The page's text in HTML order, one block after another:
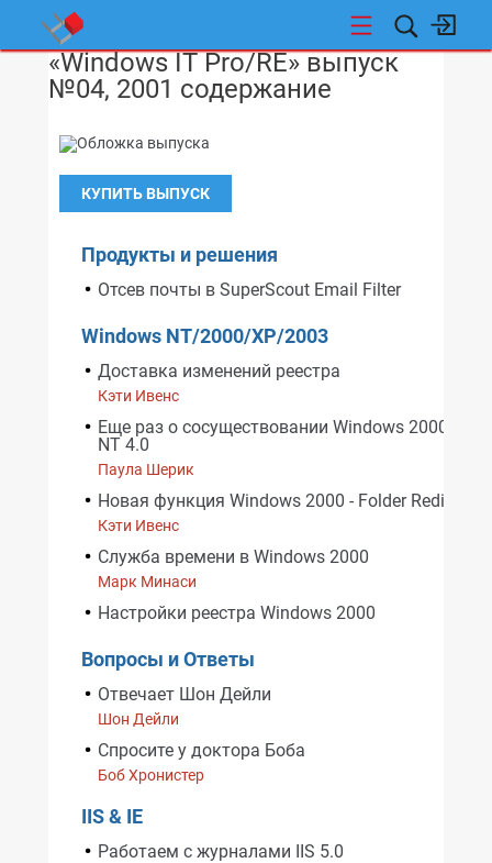
НОВОСТИ
«Windows IT Pro/RE» выпуск
№04, 2001 содержание
КУПИТЬ ВЫПУСК
Продукты и решения
Отсев почты в SuperScout Email Filter
Windows NT/2000/XP/2003
Доставка изменений реестра
Кэти Ивенс
Еще раз о сосуществовании Windows 2000 и
NT 4.0
Паула Шерик
Новая функция Windows 2000 - Folder
Кэти Ивенс
Служба времени в Windows 2000
Марк Минаси
Настройки реестра Windows 2000
Вопросы и Ответы
Отвечает Шон Дейли
Шон Дейли
Спросите у доктора Боба
Боб Хронистер
IIS & IE
Работаем с журналами IIS 5.0